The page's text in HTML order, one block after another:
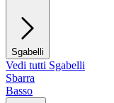
Sgabelli
Vedi tutti Sgabelli
Sbarra
Basso